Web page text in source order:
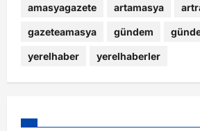
amasyagazete artamasya
gazeteamasya gündem
yerelhaber yerelhaberler